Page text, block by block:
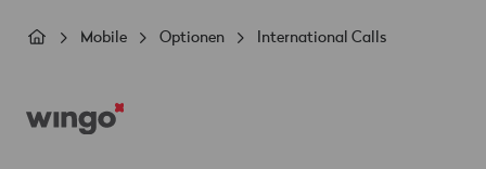
Pfadnavigation
Mobile Optionen International Calls